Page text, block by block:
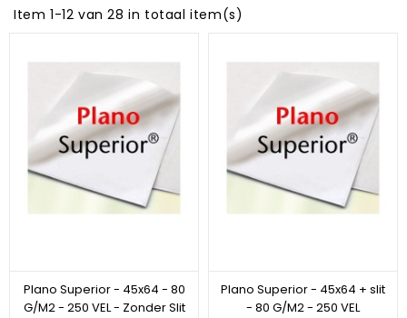
Item 1-12 van 28 in totaal item(s)
Plano Superior - 45x64 - 80
G/M2 - 250 VEL - Zonder Slit
Plano Superior - 45x64 + slit
- 80 G/M2 - 250 VEL